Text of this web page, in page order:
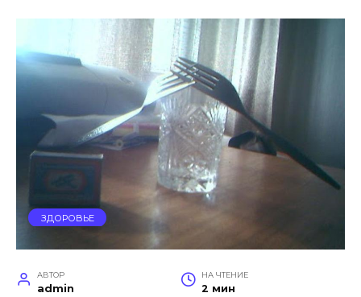
ЗДОРОВЬЕ
АВТОР
admin
НА ЧТЕНИЕ
2 мин